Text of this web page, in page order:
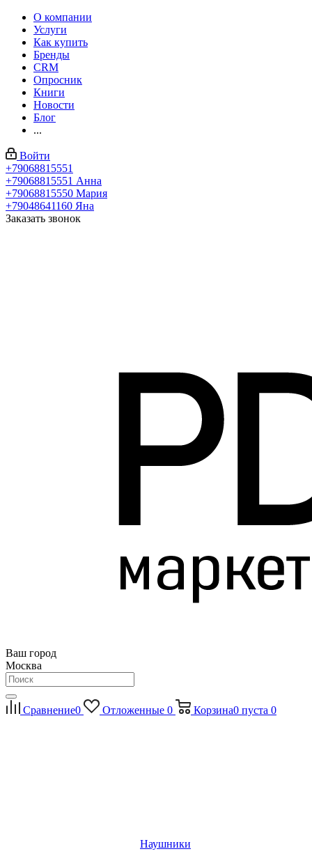
О компании
Услуги
Как купить
Бренды
CRM
Опросник
Книги
Новости
Блог
...
Войти
+79068815551
+79068815551 Анна
+79068815550 Мария
+79048641160 Яна
Заказать звонок
Ваш город
Москва
Сравнение0 Отложенные 0 Корзина0 пуста 0
Наушники